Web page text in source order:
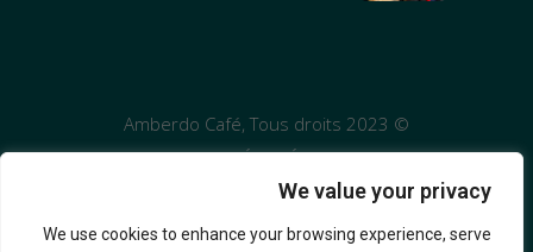
We value your privacy
We use cookies to enhance your browsing experience, serve
© 2023 Amberdo Café, Tous droits
réservés